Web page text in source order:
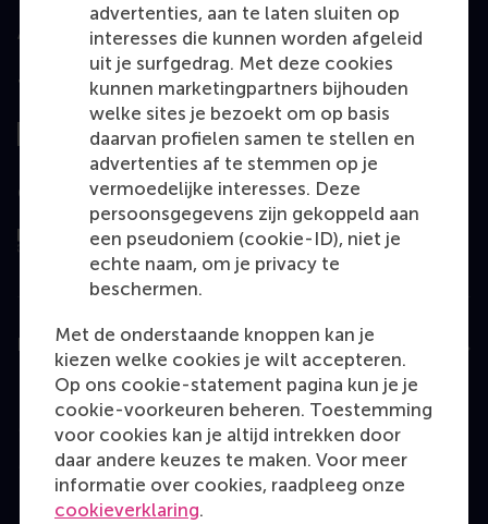
advertenties, aan te laten sluiten op
interesses die kunnen worden afgeleid
uit je surfgedrag. Met deze cookies
kunnen marketingpartners bijhouden
welke sites je bezoekt om op basis
daarvan profielen samen te stellen en
advertenties af te stemmen op je
vermoedelijke interesses. Deze
persoonsgegevens zijn gekoppeld aan
een pseudoniem (cookie-ID), niet je
echte naam, om je privacy te
beschermen.
Met de onderstaande knoppen kan je
kiezen welke cookies je wilt accepteren.
Op ons cookie-statement pagina kun je je
cookie-voorkeuren beheren. Toestemming
voor cookies kan je altijd intrekken door
daar andere keuzes te maken. Voor meer
informatie over cookies, raadpleeg onze
cookieverklaring.
Top gerangschikt
Geëvalueerd door
Education
Bachelor
MBA
Executive Education